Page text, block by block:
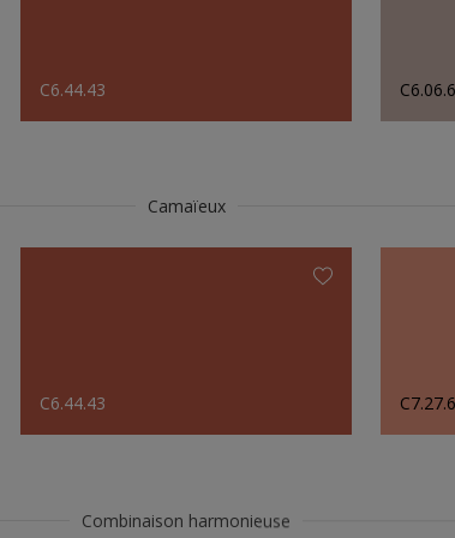
C6.44.43
Camaïeux
C6.44.43
Combinaison harmonieuse